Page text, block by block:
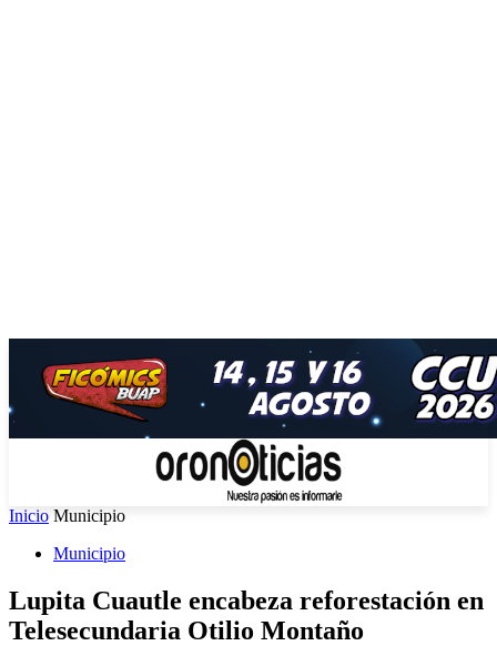
Inicio Municipio
Municipio
Lupita Cuautle encabeza reforestación en
Telesecundaria Otilio Montaño